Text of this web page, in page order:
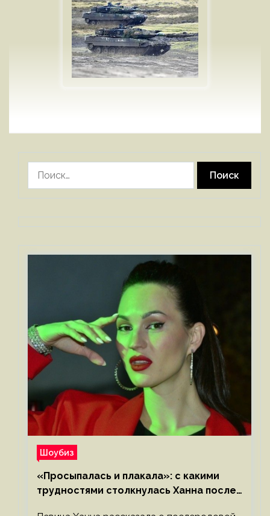
Шоубиз
«Просыпалась и плакала»: с какими
трудностями столкнулась Ханна после